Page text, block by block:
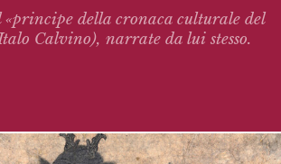
«principe della cronaca culturale del
Calvino), narrate da lui stesso.